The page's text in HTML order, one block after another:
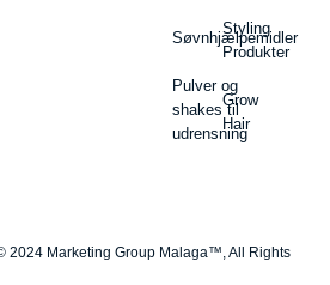
Søvnhjælpemidler
Pulver og
shakes til
udrensning
Styling
Produkter
Grow
Hair
2024 Marketing Group Malaga™, All Rights